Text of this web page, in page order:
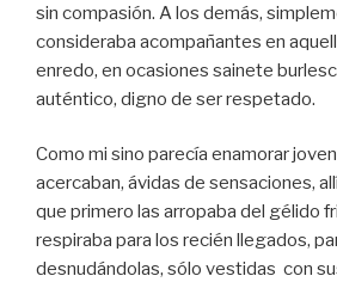
sin compasión. A los demás,
consideraba acompañantes en
enredo, en ocasiones sainete
auténtico, digno de ser respetado.
Como mi sino parecía enamorar
acercaban, ávidas de sensaciones,
que primero las arropaba del gélido
respiraba para los recién llegados,
desnudándolas, sólo vestidas con